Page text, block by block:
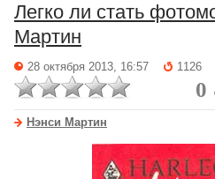
Легко ли стать
Мартин
28 октября 2013, 16:57 1126
0
Нэнси Мартин